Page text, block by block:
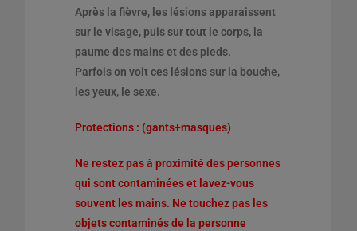
Après la fièvre, les lésions apparaissent
sur le visage, puis sur tout le corps, la
paume des mains et des pieds.
Parfois on voit ces lésions sur la bouche,
les yeux, le sexe.
Protections : (gants+masques)
Ne restez pas à proximité des personnes
qui sont contaminées et lavez-vous
souvent les mains. Ne touchez pas les
objets contaminés de la personne